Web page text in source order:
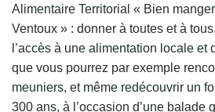
Alimentaire Territorial « Bien
Ventoux » : donner à toutes et à
l’accès à une alimentation locale et
que vous pourrez par exemple
meuniers, et même redécouvrir un
300 ans, à l’occasion d’une balade